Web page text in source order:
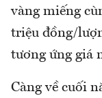
vàng miếng
triệu đồng/
tương ứng giá
Càng về cuối